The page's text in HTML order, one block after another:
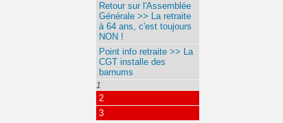
Retour sur l'Assemblée
Générale >> La retraite
à 64 ans, c'est toujours
NON !
Point info retraite >> La
CGT installe des
barnums
1
2
3